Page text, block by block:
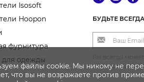
Isosoft
Hoopon
фурнитура
для одежды
БУДЬТЕ
«Отписаться от
файлы cookie. Мы никому не
что вы не возражаете против